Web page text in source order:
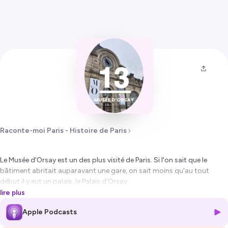
Raconte-moi Paris - Histoire de Paris
Le Musée d'Orsay est un des plus visité de Paris. Si l'on sait que le
bâtiment abritait auparavant une gare, on sait moins qu'au tout
début il y eut un palais, le Palais d'Orsay.
Dans cet épisode, vous découvrirez l'origine du Palais d'Orsay et vous
saurez pourquoi il a disparu. Vous apprendrez également pourquoi
lire plus
Apple Podcasts